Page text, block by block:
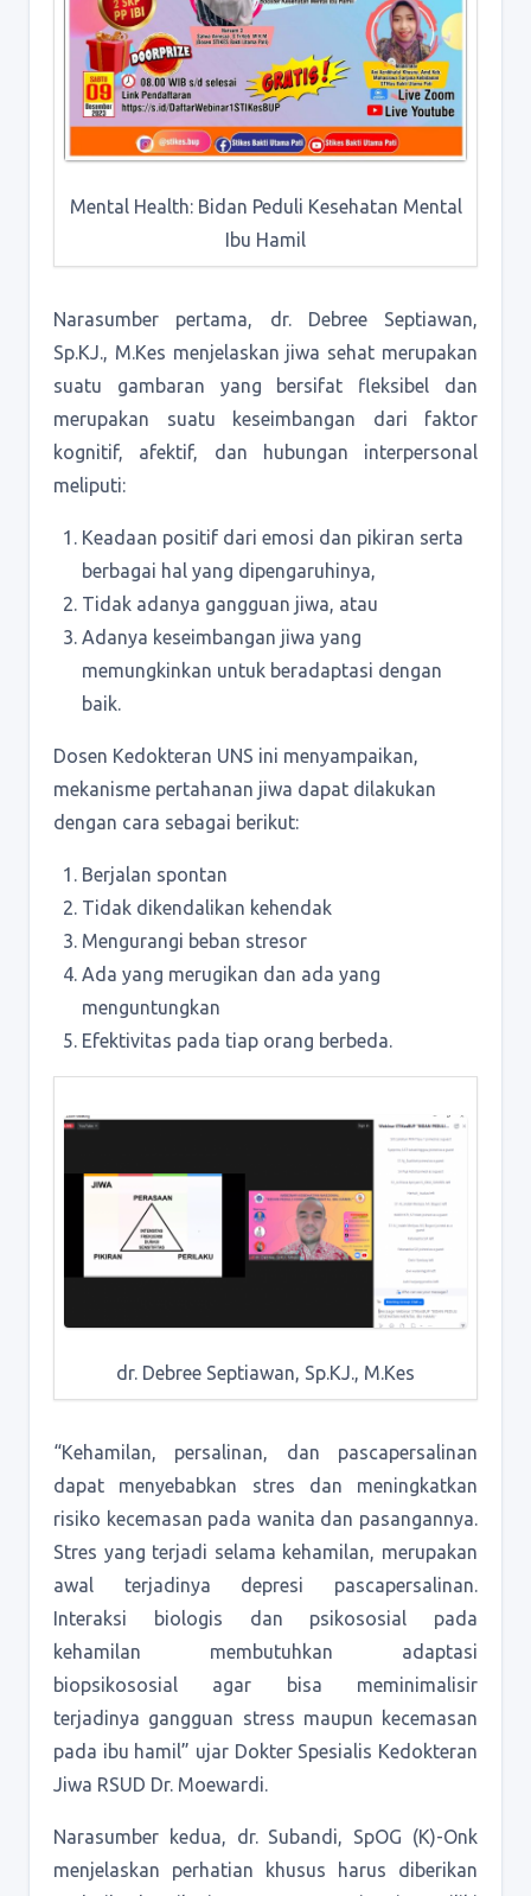
Mental Health: Bidan Peduli Kesehatan Mental
Ibu Hamil
Narasumber pertama, dr. Debree Septiawan,
Sp.KJ., M.Kes menjelaskan jiwa sehat merupakan
suatu gambaran yang bersifat fleksibel dan
merupakan suatu keseimbangan dari faktor
kognitif, afektif, dan hubungan interpersonal
meliputi:
Keadaan positif dari emosi dan pikiran serta
berbagai hal yang dipengaruhinya,
Tidak adanya gangguan jiwa, atau
Adanya keseimbangan jiwa yang
memungkinkan untuk beradaptasi dengan
baik.
Dosen Kedokteran UNS ini menyampaikan,
mekanisme pertahanan jiwa dapat dilakukan
dengan cara sebagai berikut:
Berjalan spontan
Tidak dikendalikan kehendak
Mengurangi beban stresor
Ada yang merugikan dan ada yang
menguntungkan
Efektivitas pada tiap orang berbeda.
dr. Debree Septiawan, Sp.KJ., M.Kes
“Kehamilan, persalinan, dan pascapersalinan
dapat menyebabkan stres dan meningkatkan
risiko kecemasan pada wanita dan pasangannya.
Stres yang terjadi selama kehamilan, merupakan
awal terjadinya depresi pascapersalinan.
Interaksi biologis dan psikososial pada
kehamilan membutuhkan adaptasi
biopsikososial agar bisa meminimalisir
terjadinya gangguan stress maupun kecemasan
pada ibu hamil” ujar Dokter Spesialis Kedokteran
Jiwa RSUD Dr. Moewardi.
Narasumber kedua, dr. Subandi, SpOG (K)-Onk
menjelaskan perhatian khusus harus diberikan